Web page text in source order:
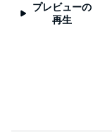
プレビューの
再生